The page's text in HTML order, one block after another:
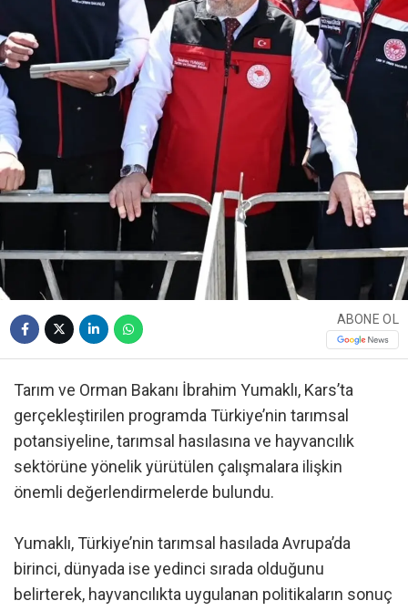
ABONE OL
Tarım ve Orman Bakanı İbrahim Yumaklı, Kars’ta
gerçekleştirilen programda Türkiye’nin tarımsal
potansiyeline, tarımsal hasılasına ve hayvancılık
sektörüne yönelik yürütülen çalışmalara ilişkin
önemli değerlendirmelerde bulundu.
Yumaklı, Türkiye’nin tarımsal hasılada Avrupa’da
birinci, dünyada ise yedinci sırada olduğunu
belirterek, hayvancılıkta uygulanan politikaların sonuç